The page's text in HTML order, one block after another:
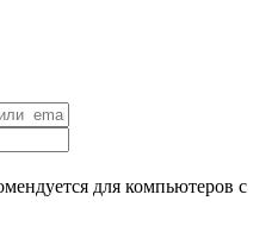
для компьютеров с